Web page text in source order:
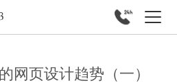
网页设计趋势（一）